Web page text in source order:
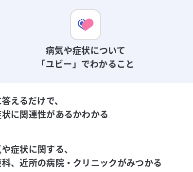
病気や症状について
「ユビー」でわかること
えるだけで、
に関連性があるかわかる
症状に関する、
、近所の病院・クリニックがみつかる